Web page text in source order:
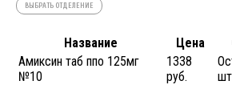
ВЫБРАТЬ ОТДЕЛЕНИЕ
Название Цена
Амиксин таб ппо 125мг
№10
1338
руб.